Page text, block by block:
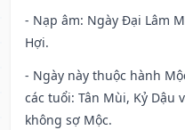
- Nạp âm: Ngày Đại Lâm
Hợi.
- Ngày này thuộc hành
các tuổi: Tân Mùi, Kỷ Dậu
không sợ Mộc.